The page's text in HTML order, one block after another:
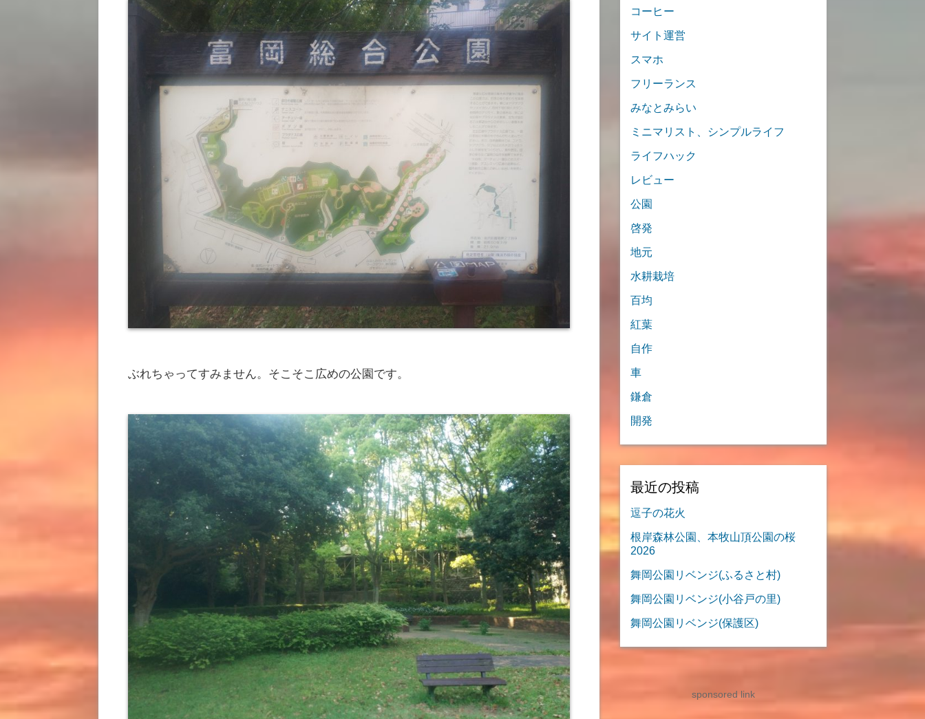
ぶれちゃってすみません。そこそこ広めの公園です。
コーヒー
サイト運営
スマホ
フリーランス
みなとみらい
ミニマリスト、シンプルライフ
ライフハック
レビュー
公園
啓発
地元
水耕栽培
百均
紅葉
自作
車
鎌倉
開発
最近の投稿
逗子の花火
根岸森林公園、本牧山頂公園の桜
2026
舞岡公園リベンジ(ふるさと村)
舞岡公園リベンジ(小谷戸の里)
舞岡公園リベンジ(保護区)
sponsored link